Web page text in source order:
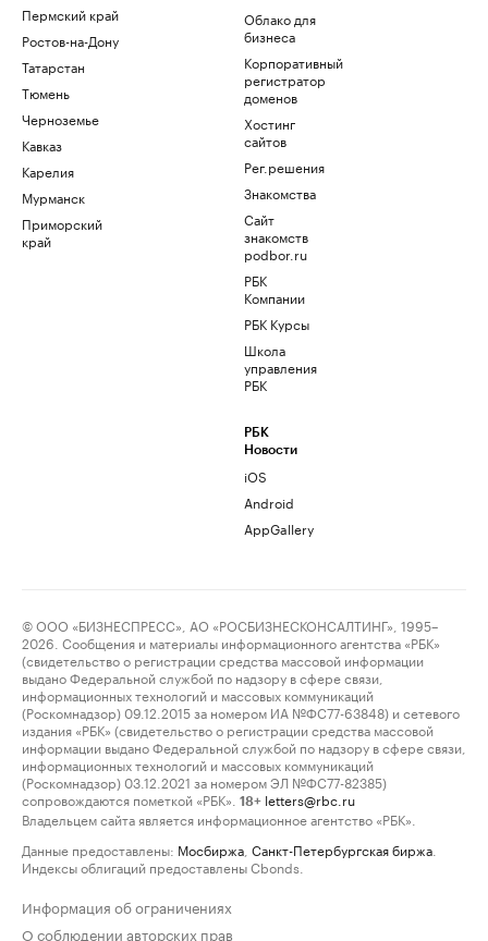
Пермский край
Ростов-на-Дону
Татарстан
Тюмень
Черноземье
Кавказ
Карелия
Мурманск
Приморский
край
Облако для
бизнеса
Корпоративный
регистратор
доменов
Хостинг
сайтов
Рег.решения
Знакомства
Сайт
знакомств
podbor.ru
РБК
Компании
РБК Курсы
Школа
управления
РБК
РБК
Новости
iOS
Android
AppGallery
© ООО «БИЗНЕСПРЕСС», АО «РОСБИЗНЕСКОНСАЛТИНГ», 1995–
2026. Сообщения и материалы информационного агентства «РБК»
(свидетельство о регистрации средства массовой информации
выдано Федеральной службой по надзору в сфере связи,
информационных технологий и массовых коммуникаций
(Роскомнадзор) 09.12.2015 за номером ИА №ФС77-63848) и сетевого
издания «РБК» (свидетельство о регистрации средства массовой
информации выдано Федеральной службой по надзору в сфере связи,
информационных технологий и массовых коммуникаций
(Роскомнадзор) 03.12.2021 за номером ЭЛ №ФС77-82385)
сопровождаются пометкой «РБК».
18+ letters@rbc.ru
Владельцем сайта является информационное агентство «РБК».
Данные предоставлены: Мосбиржа Санкт-Петербургская биржа
Индексы облигаций предоставлены Cbonds.
Информация об ограничениях
О соблюдении авторских прав